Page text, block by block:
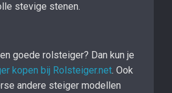
stevige stenen.
goede rolsteiger? Dan kun je
kopen bij Rolsteiger.net. Ook
andere steiger modellen